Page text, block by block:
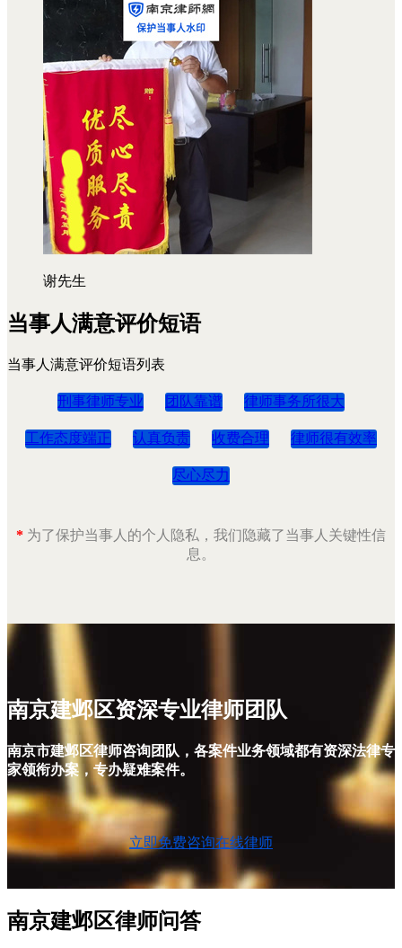
谢先生
当事人满意评价短语
当事人满意评价短语列表
刑事律师专业 团队靠谱 律师事务所很大
工作态度端正 认真负责 收费合理 律师很有效率
尽心尽力
* 为了保护当事人的个人隐私，我们隐藏了当事人关键性信
息。
南京建邺区资深专业律师团队
南京市建邺区律师咨询团队，各案件业务领域都有资深法律专
家领衔办案，专办疑难案件。
立即免费咨询在线律师
南京建邺区律师问答